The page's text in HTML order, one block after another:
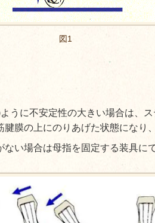
図1
うに不安定性の大きい場合は、
腱膜の上にのりあげた状態になり
ない場合は母指を固定する装具に